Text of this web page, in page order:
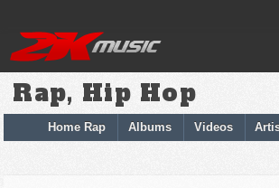
Rap, Hip Hop
Home Rap Albums Videos